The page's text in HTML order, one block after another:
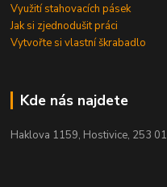
Využití stahovacích pásek
Jak si zjednodušit práci
Vytvořte si vlastní škrabadlo
Kde nás najdete
Haklova 1159, Hostivice, 253 01